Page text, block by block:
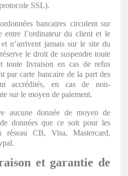
SSL).
bancaires circulent sur
entre l’ordinateur du client et le
n’arrivent jamais sur le site du
le droit de suspendre toute
toute livraison en cas de refus
par carte bancaire de la part des
accrédités, en cas de non-
sur le moyen de paiement.
aucune donnée de moyen de
données que ce soit pour les
réseau CB, Visa, Mastercard,
et garantie de